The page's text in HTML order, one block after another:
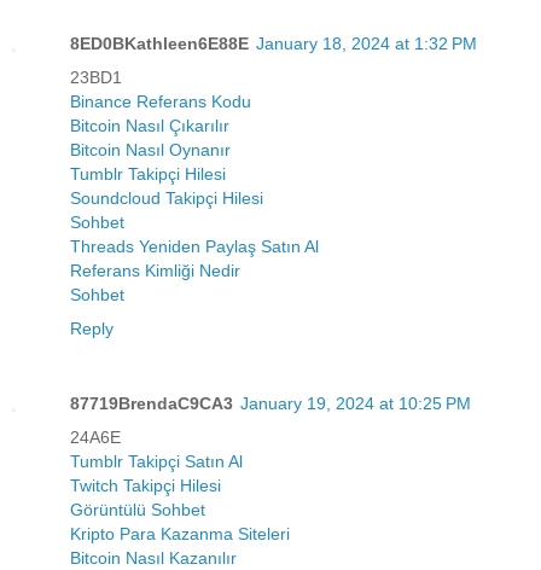
8ED0BKathleen6E88E January 18, 2024 at 1:32 PM
23BD1
Binance Referans Kodu
Bitcoin Nasıl Çıkarılır
Bitcoin Nasıl Oynanır
Tumblr Takipçi Hilesi
Soundcloud Takipçi Hilesi
Sohbet
Threads Yeniden Paylaş Satın Al
Referans Kimliği Nedir
Sohbet
Reply
87719BrendaC9CA3 January 19, 2024 at 10:25 PM
24A6E
Tumblr Takipçi Satın Al
Twitch Takipçi Hilesi
Görüntülü Sohbet
Kripto Para Kazanma Siteleri
Bitcoin Nasıl Kazanılır